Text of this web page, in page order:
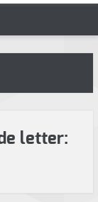
letter: